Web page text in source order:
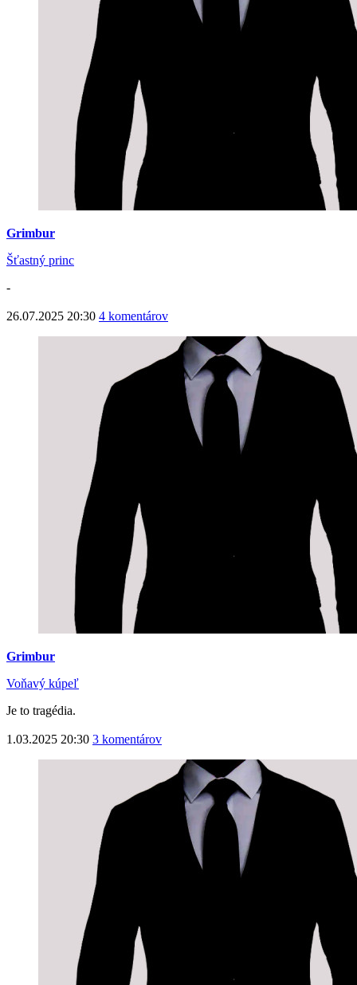
Grimbur
Šťastný princ
-
26.07.2025 20:30 4 komentárov
Grimbur
Voňavý kúpeľ
Je to tragédia.
1.03.2025 20:30 3 komentárov